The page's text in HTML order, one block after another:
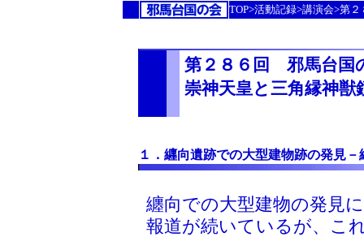
TOP>活動記録>講演会>第２
第２８６回 邪馬台国
崇神天皇と三角縁神獣
１．纒向遺跡での大型建物跡の発見－
纏向での大型建物の発見
報道が続いているが、こ